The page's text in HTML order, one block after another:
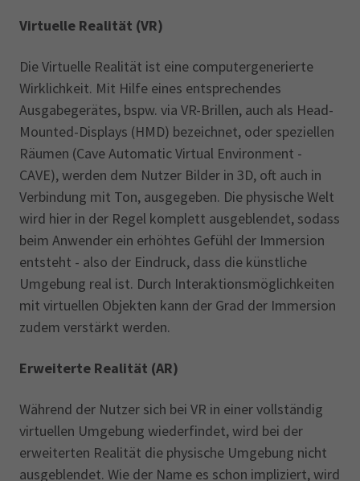
Magazin Log-in
Virtuelle Realität (VR)
Die Virtuelle Realität ist eine computergenerierte
Wirklichkeit. Mit Hilfe eines entsprechendes
Ausgabegerätes, bspw. via VR-Brillen, auch als Head-
Mounted-Displays (HMD) bezeichnet, oder speziellen
Räumen (Cave Automatic Virtual Environment -
CAVE), werden dem Nutzer Bilder in 3D, oft auch in
Verbindung mit Ton, ausgegeben. Die physische Welt
wird hier in der Regel komplett ausgeblendet, sodass
beim Anwender ein erhöhtes Gefühl der Immersion
entsteht - also der Eindruck, dass die künstliche
Umgebung real ist. Durch Interaktionsmöglichkeiten
mit virtuellen Objekten kann der Grad der Immersion
zudem verstärkt werden.
Erweiterte Realität (AR)
Während der Nutzer sich bei VR in einer vollständig
virtuellen Umgebung wiederfindet, wird bei der
erweiterten Realität die physische Umgebung nicht
ausgeblendet. Wie der Name es schon impliziert, wird